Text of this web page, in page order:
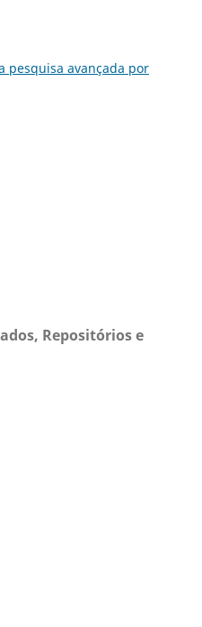
pesquisa avançada por
Repositórios e